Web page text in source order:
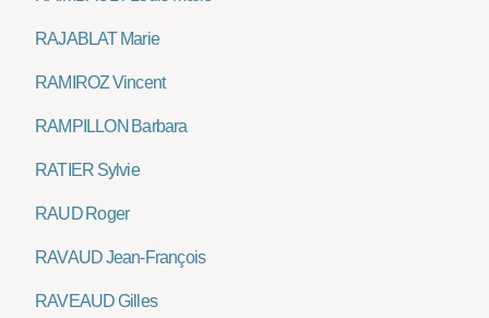
RAJABLAT Marie
RAMIROZ Vincent
RAMPILLON Barbara
RATIER Sylvie
RAUD Roger
RAVAUD Jean-François
RAVEAUD Gilles